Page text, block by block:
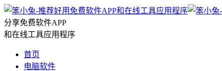
分享免费软件APP
和在线工具应用程序
首页
电脑软件